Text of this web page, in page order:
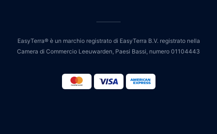
EasyTerra® è un marchio registrato di EasyTerra B.V. registrato nella
Camera di Commercio Leeuwarden, Paesi Bassi, numero 01104443